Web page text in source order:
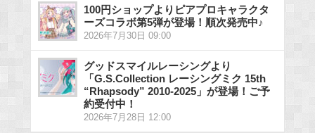
100円ショップよりピアプロキャラクタ
ーズコラボ第5弾が登場！順次発売中♪
2026年7月30日 09:00
グッドスマイルレーシングより
「G.S.Collection レーシングミク 15th
“Rhapsody” 2010-2025」が登場！ご予
約受付中！
2026年7月28日 12:00